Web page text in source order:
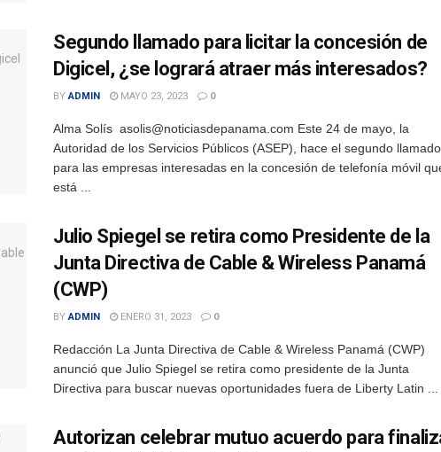
Segundo llamado para licitar la concesión de
Digicel, ¿se logrará atraer más interesados?
BY ADMIN MAYO 23, 2023 0
Alma Solís asolis@noticiasdepanama.com Este 24 de mayo, la
Autoridad de los Servicios Públicos (ASEP), hace el segundo llamado
para las empresas interesadas en la concesión de telefonía móvil
está ...
Julio Spiegel se retira como Presidente de la
Junta Directiva de Cable & Wireless Panamá
(CWP)
BY ADMIN ENERO 31, 2023 0
Redacción La Junta Directiva de Cable & Wireless Panamá (CWP)
anunció que Julio Spiegel se retira como presidente de la Junta
Directiva para buscar nuevas oportunidades fuera de Liberty Latin ...
Autorizan celebrar mutuo acuerdo para